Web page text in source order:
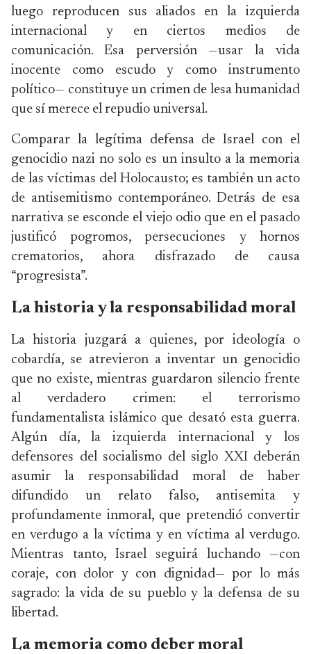
luego reproducen sus aliados en la izquierda
internacional y en ciertos medios de
comunicación. Esa perversión —usar la vida
inocente como escudo y como instrumento
político— constituye un crimen de lesa humanidad
que sí merece el repudio universal.
Comparar la legítima defensa de Israel con el
genocidio nazi no solo es un insulto a la memoria
de las víctimas del Holocausto; es también un acto
de antisemitismo contemporáneo. Detrás de esa
narrativa se esconde el viejo odio que en el pasado
justificó pogromos, persecuciones y hornos
crematorios, ahora disfrazado de causa
“progresista”.
La historia y la responsabilidad moral
La historia juzgará a quienes, por ideología o
cobardía, se atrevieron a inventar un genocidio
que no existe, mientras guardaron silencio frente
al verdadero crimen: el terrorismo
fundamentalista islámico que desató esta guerra.
Algún día, la izquierda internacional y los
defensores del socialismo del siglo XXI deberán
asumir la responsabilidad moral de haber
difundido un relato falso, antisemita y
profundamente inmoral, que pretendió convertir
en verdugo a la víctima y en víctima al verdugo.
Mientras tanto, Israel seguirá luchando —con
coraje, con dolor y con dignidad— por lo más
sagrado: la vida de su pueblo y la defensa de su
libertad.
La memoria como deber moral